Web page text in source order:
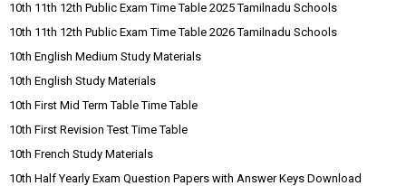
10th 11th 12th Public Exam Time Table 2025 Tamilnadu Schools
10th 11th 12th Public Exam Time Table 2026 Tamilnadu Schools
10th English Medium Study Materials
10th English Study Materials
10th First Mid Term Table Time Table
10th First Revision Test Time Table
10th French Study Materials
10th Half Yearly Exam Question Papers with Answer Keys Download